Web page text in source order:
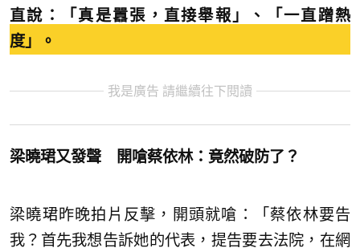
直說：「真是囂張，直接舉報」、「一直蹭熱
度」。
我是廣告 請繼續往下閱讀
梁曉珺又發聲 開嗆蔡依林：竟然破防了？
梁曉珺昨晚拍片反擊，開頭就嗆：「蔡依林要告
我？首先我想告訴她的代表，提告要去法院，在網